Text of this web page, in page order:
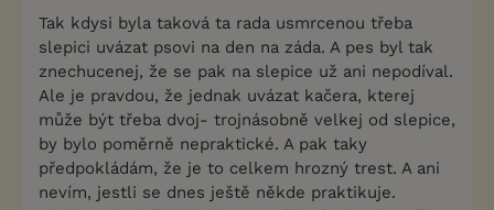
Tak kdysi byla taková ta rada usmrcenou třeba
slepici uvázat psovi na den na záda. A pes byl tak
znechucenej, že se pak na slepice už ani nepodíval.
Ale je pravdou, že jednak uvázat kačera, kterej
může být třeba dvoj- trojnásobně velkej od slepice,
by bylo poměrně nepraktické. A pak taky
předpokládám, že je to celkem hrozný trest. A ani
nevím, jestli se dnes ještě někde praktikuje.